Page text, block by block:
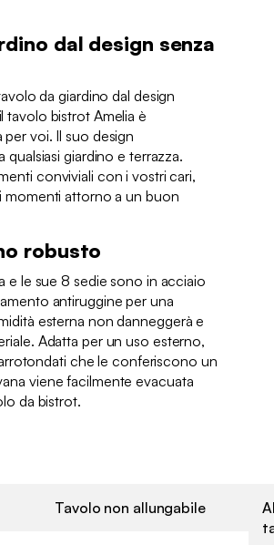
dal design senza
da giardino dal design
tavolo bistrot Amelia è
voi. Il suo design
qualsiasi giardino e terrazza.
conviviali con i vostri cari,
momenti attorno a un buon
robusto
e le sue 8 sedie sono in acciaio
antiruggine per una
esterna non danneggerà e
Adatta per un uso esterno,
che le conferiscono un
viene facilmente evacuata
da bistrot.
Tavolo non allungabile